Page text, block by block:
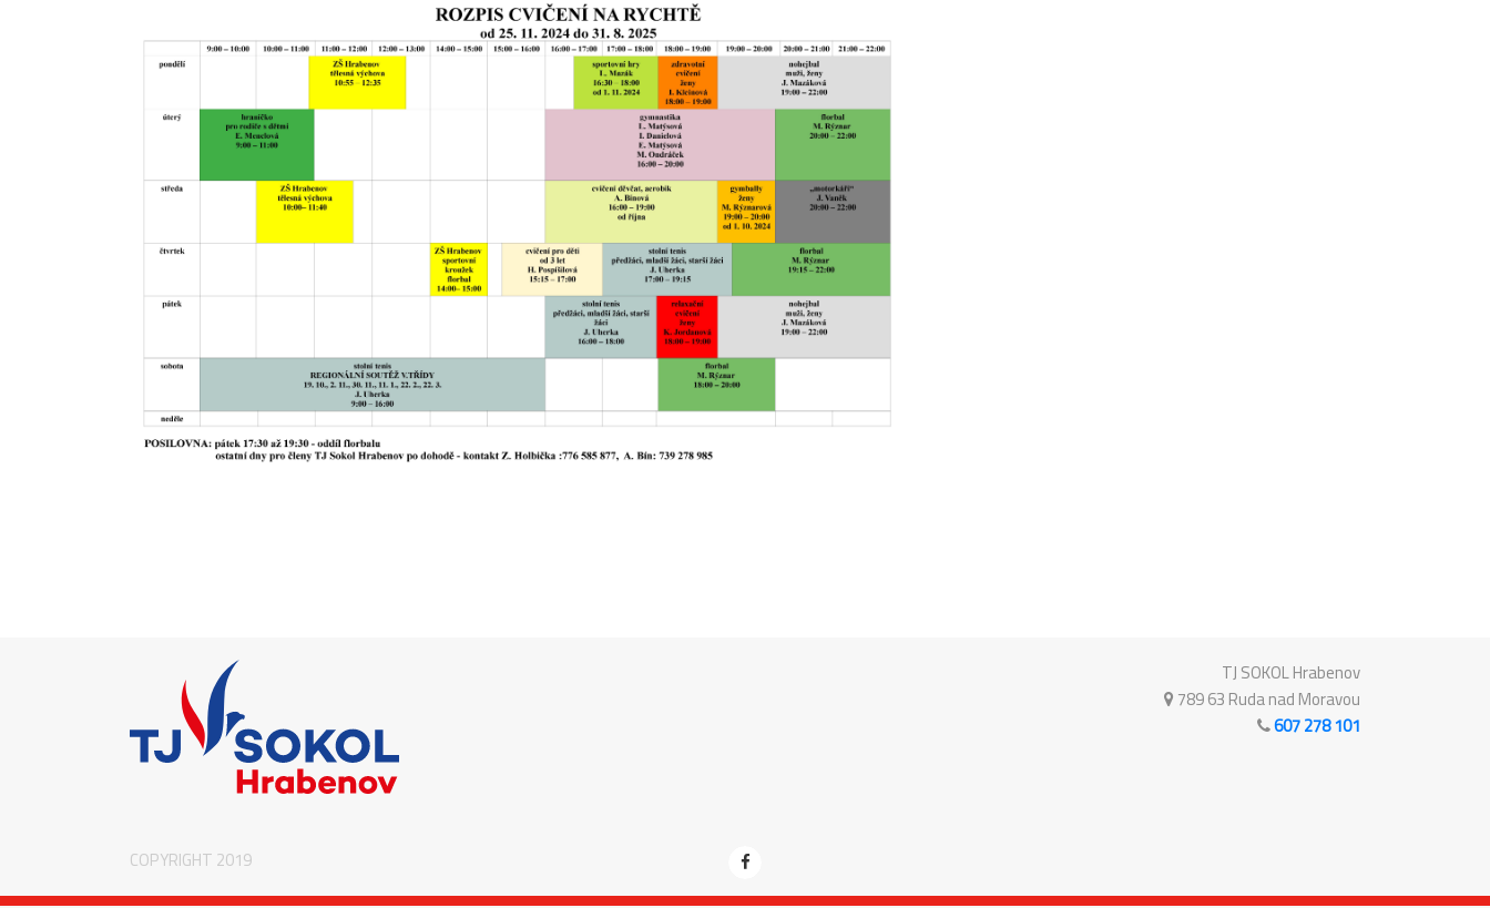
TJ SOKOL Hrabenov
789 63 Ruda nad Moravou
607 278 101
COPYRIGHT 2019